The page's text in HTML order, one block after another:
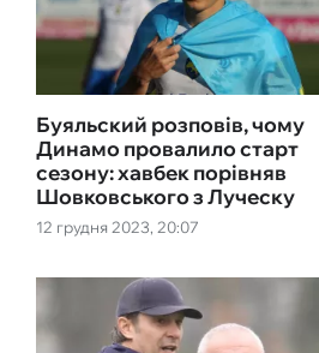
12 грудня 2023, 20:07
Буяльский розповів, чому
Динамо провалило старт
сезону: хавбек порівняв
Шовковського з Луческу